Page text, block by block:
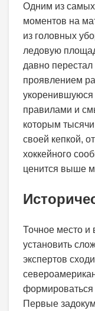
Одним из
моментов на
из головных
ледовую
давно
проявлением
укоренившуюся
правилами и
которым
своей кепкой,
хоккейного
ценится выше
Точное место и
установить
экспертов
формироваться
Первые